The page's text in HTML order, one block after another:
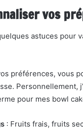
vos
astuces pour
préférences, vous
Personnellement,
pour mes bowl
: Fruits frais, fruits